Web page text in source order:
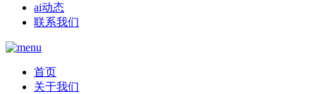
ai动态
联系我们
首页
关于我们